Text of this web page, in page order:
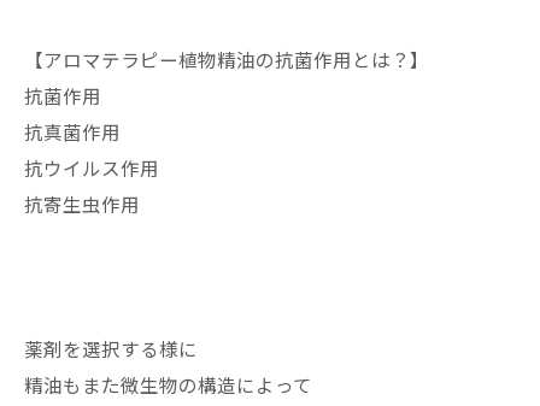
【アロマテラピー植物精油の抗菌作用とは？】
抗菌作用
抗真菌作用
抗ウイルス作用
抗寄生虫作用
薬剤を選択する様に
精油もまた微生物の構造によって